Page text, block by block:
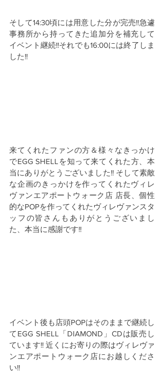
そして14:30頃には用意した分が完売!!急遽
事務所から持ってきた追加分を補充して
イベント継続!!それでも16:00には終了しま
した!!
来てくれたファンの方＆様々なきっかけ
でEGG SHELLを知って来てくれた方、本
当にありがとうございました!! そして素敵
な企画のきっかけを作ってくれたヴィレ
ヴァンエアポートウォーク店 店長、個性
的なPOPを作ってくれたヴィレヴァンスタ
ッフの皆さんもありがとうございまし
た、本当に感謝です!!
イベント後も店頭POPはそのままで継続し
てEGG SHELL「DIAMOND」CDは販売し
ています!! 近くにお寄りの際はヴィレヴァ
ンエアポートウォーク店にお越しくださ
い!!